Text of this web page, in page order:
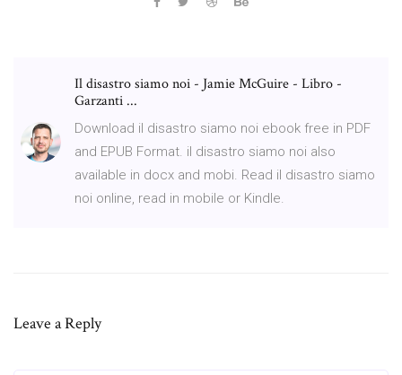
Il disastro siamo noi - Jamie McGuire - Libro -
Garzanti ...
Download il disastro siamo noi ebook free in PDF
and EPUB Format. il disastro siamo noi also
available in docx and mobi. Read il disastro siamo
noi online, read in mobile or Kindle.
Leave a Reply